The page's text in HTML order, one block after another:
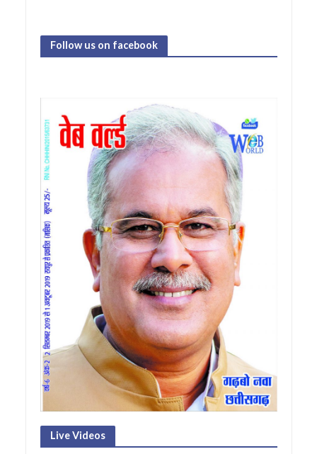
Follow us on facebook
Live Videos